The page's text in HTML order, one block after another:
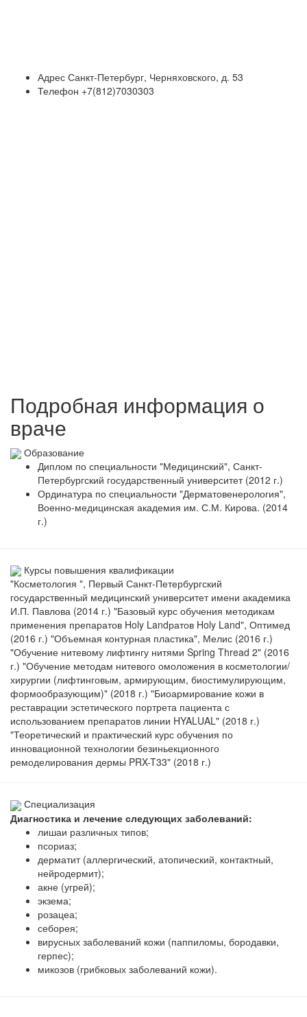
Адрес Санкт-Петербург, Черняховского, д. 53
Телефон +7(812)7030303
Подробная информация о
враче
Образование
Диплом по специальности "Медицинский", Санкт-
Петербургский государственный университет (2012 г.)
Ординатура по специальности "Дерматовенерология",
Военно-медицинская академия им. С.М. Кирова. (2014
г.)
Курсы повышения квалификации
"Косметология ", Первый Санкт-Петербургский
государственный медицинский университет имени академика
И.П. Павлова (2014 г.) "Базовый курс обучения методикам
применения препаратов Holy Landратов Holy Land", Оптимед
(2016 г.) "Объемная контурная пластика", Мелис (2016 г.)
"Обучение нитевому лифтингу нитями Spring Thread 2" (2016
г.) "Обучение методам нитевого омоложения в косметологии/
хирургии (лифтинговым, армирующим, биостимулирующим,
формообразующим)" (2018 г.) "Биоармирование кожи в
реставрации эстетического портрета пациента с
использованием препаратов линии HYALUAL" (2018 г.)
"Теоретический и практический курс обучения по
инновационной технологии безиньекционного
ремоделирования дермы PRX-T33" (2018 г.)
Специализация
Диагностика и лечение следующих заболеваний:
лишаи различных типов;
псориаз;
дерматит (аллергический, атопический, контактный,
нейродермит);
акне (угрей);
экзема;
розацеа;
себорея;
вирусных заболеваний кожи (паппиломы, бородавки,
герпес);
микозов (грибковых заболеваний кожи).